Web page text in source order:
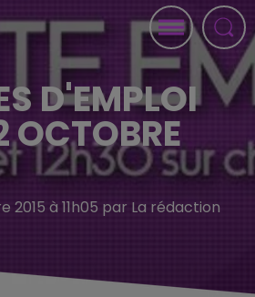
D'EMPLOI
OCTOBRE
2015 à 11h05 par La rédaction